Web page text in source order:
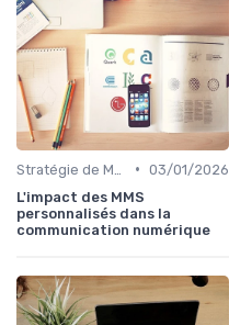
• 03/01/2026
L'impact des MMS
personnalisés dans la
communication numérique